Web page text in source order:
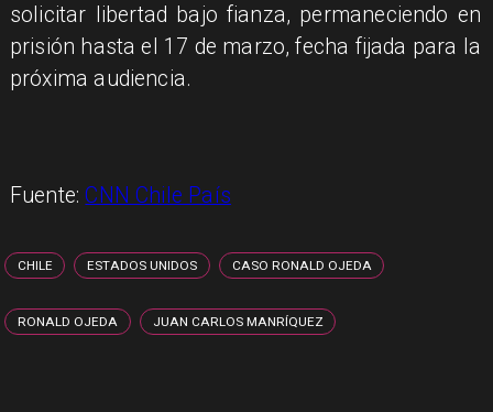
solicitar libertad bajo fianza, permaneciendo en
prisión hasta el 17 de marzo, fecha fijada para la
próxima audiencia.
Fuente:CNN Chile País
CHILE ESTADOS UNIDOS CASO RONALD OJEDA
RONALD OJEDA JUAN CARLOS MANRÍQUEZ